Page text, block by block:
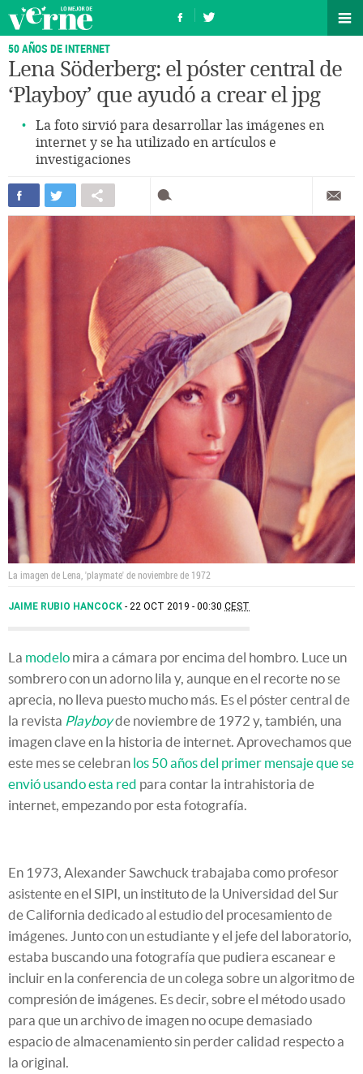
50 AÑOS DE INTERNET
Lena Söderberg: el póster central de
‘Playboy’ que ayudó a crear el jpg
La foto sirvió para desarrollar las imágenes en
internet y se ha utilizado en artículos e
investigaciones
La imagen de Lena, 'playmate' de noviembre de 1972
JAIME RUBIO HANCOCK 22 OCT 2019 - 00:30 CEST
La modelo mira a cámara por encima del hombro. Luce un
sombrero con un adorno lila y, aunque en el recorte no se
aprecia, no lleva puesto mucho más. Es el póster central de
la revista Playboyde noviembre de 1972 y, también, una
imagen clave en la historia de internet. Aprovechamos que
este mes se celebran los 50 años del primer mensaje que se
envió usando esta red para contar la intrahistoria de
internet, empezando por esta fotografía.
En 1973, Alexander Sawchuck trabajaba como profesor
asistente en el SIPI, un instituto de la Universidad del Sur
de California dedicado al estudio del procesamiento de
imágenes. Junto con un estudiante y el jefe del laboratorio,
estaba buscando una fotografía que pudiera escanear e
incluir en la conferencia de un colega sobre un algoritmo de
compresión de imágenes. Es decir, sobre el método usado
para que un archivo de imagen no ocupe demasiado
espacio de almacenamiento sin perder calidad respecto a
la original.